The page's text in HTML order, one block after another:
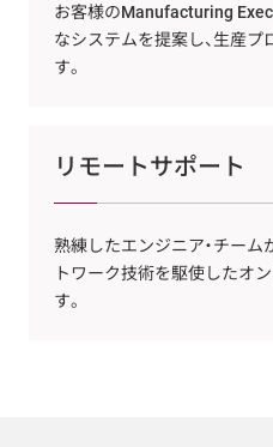
お客様のManufacturing
なシステムを提案し、生産
す。
リモートサポート
熟練したエンジニア・チーム
トワーク技術を駆使したオ
す。